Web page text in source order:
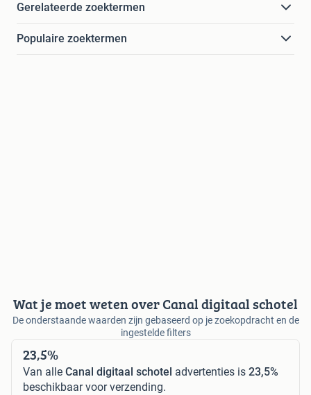
Gerelateerde zoektermen
Populaire zoektermen
Wat je moet weten over Canal digitaal schotel
De onderstaande waarden zijn gebaseerd op je zoekopdracht en de
ingestelde filters
23,5%
Van alle Canal digitaal schotel advertenties is 23,5%
beschikbaar voor verzending.